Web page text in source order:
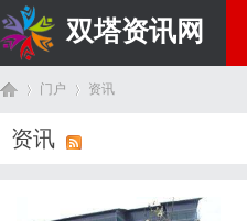
双塔资讯网
门户 资讯
资讯